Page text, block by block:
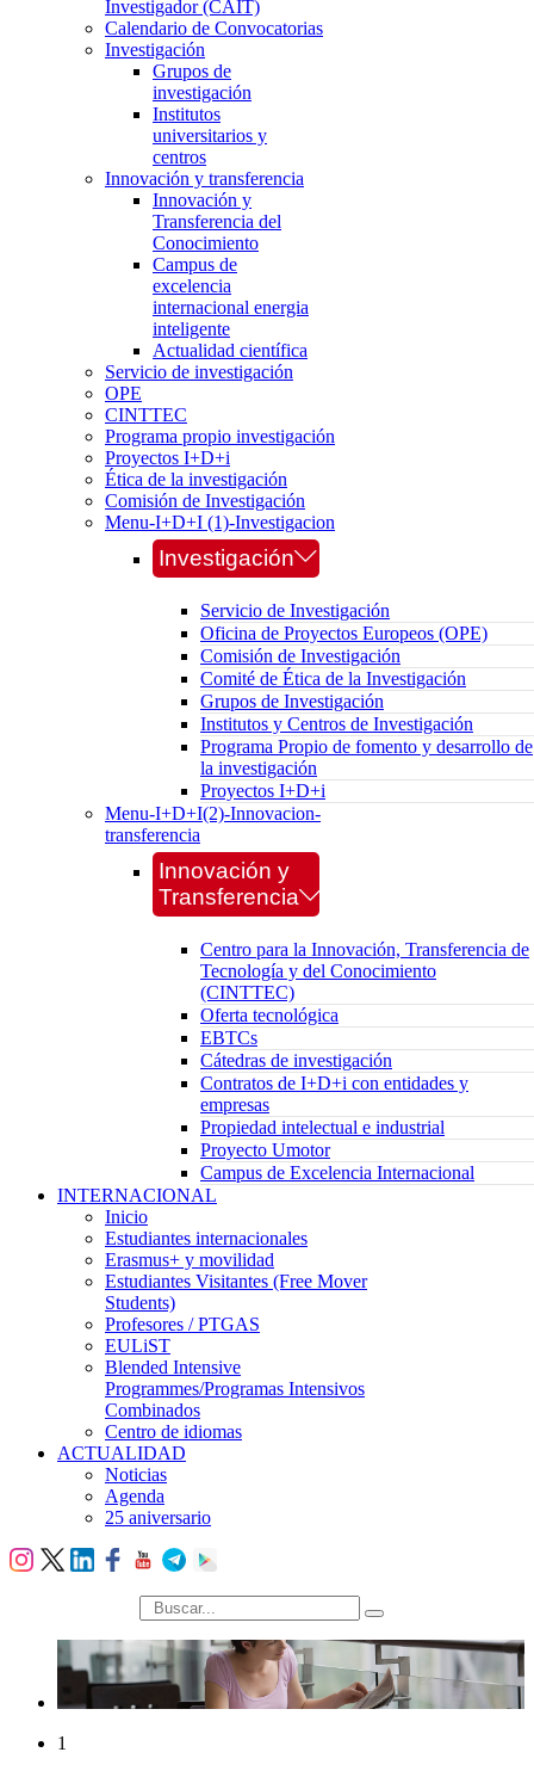
Investigador (CAIT)
Calendario de Convocatorias
Investigación
Grupos de
investigación
Institutos
universitarios y
centros
Innovación y transferencia
Innovación y
Transferencia del
Conocimiento
Campus de
excelencia
internacional energia
inteligente
Actualidad científica
Servicio de investigación
OPE
CINTTEC
Programa propio investigación
Proyectos I+D+i
Ética de la investigación
Comisión de Investigación
Menu-I+D+I (1)-Investigacion
Investigación
Servicio de Investigación
Oficina de Proyectos Europeos (OPE)
Comisión de Investigación
Comité de Ética de la Investigación
Grupos de Investigación
Institutos y Centros de Investigación
Programa Propio de fomento y desarrollo de
la investigación
Proyectos I+D+i
Menu-I+D+I(2)-Innovacion-
transferencia
Innovación y
Transferencia
Centro para la Innovación, Transferencia de
Tecnología y del Conocimiento
(CINTTEC)
Oferta tecnológica
EBTCs
Cátedras de investigación
Contratos de I+D+i con entidades y
empresas
Propiedad intelectual e industrial
Proyecto Umotor
Campus de Excelencia Internacional
INTERNACIONAL
Inicio
Estudiantes internacionales
Erasmus+ y movilidad
Estudiantes Visitantes (Free Mover
Students)
Profesores / PTGAS
EULiST
Blended Intensive
Programmes/Programas Intensivos
Combinados
Centro de idiomas
ACTUALIDAD
Noticias
Agenda
25 aniversario
búsqueda
1